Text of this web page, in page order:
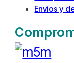
Envíos y